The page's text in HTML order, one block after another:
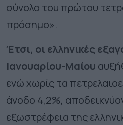
σύνολο του πρώτου
πρόσημο».
Έτσι, οι ελληνικές
Ιανουαρίου-Μαίου
ενώ χωρίς τα
άνοδο 4,2%,
εξωστρέφεια της